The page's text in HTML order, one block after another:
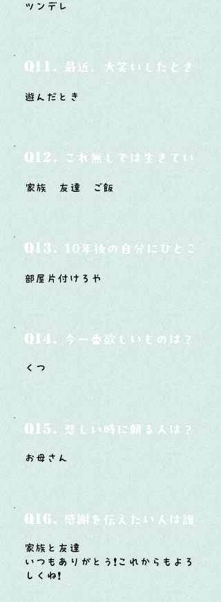
ツンデレ
Q11. 最近、大笑いしたときはど
遊んだとき
Q12. これ無しでは生きていけ
家族 友達 ご飯
Q13. 10年後の自分にひとこと
部屋片付けろや
Q14. 今一番欲しいものは？
くつ
Q15. 悲しい時に頼る人は？
お母さん
Q16. 感謝を伝えたい人は誰？
家族と友達
いつもありがとう❗️これからもよろ
しくね❗️